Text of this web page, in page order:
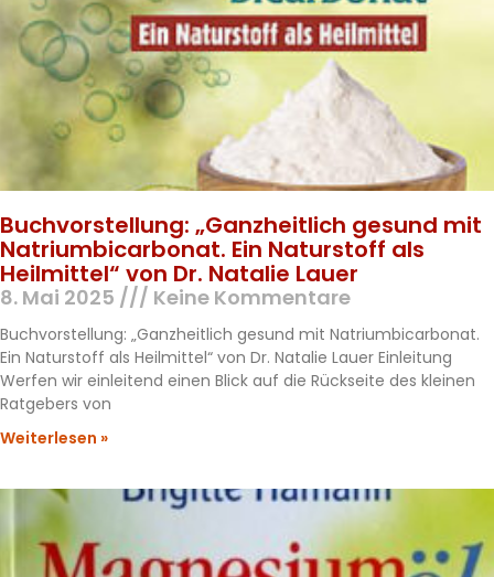
Buchvorstellung: „Ganzheitlich gesund mit
Natriumbicarbonat. Ein Naturstoff als
Heilmittel“ von Dr. Natalie Lauer
8. Mai 2025 Keine Kommentare
Buchvorstellung: „Ganzheitlich gesund mit Natriumbicarbonat.
Ein Naturstoff als Heilmittel“ von Dr. Natalie Lauer Einleitung
Werfen wir einleitend einen Blick auf die Rückseite des kleinen
Ratgebers von
Weiterlesen »